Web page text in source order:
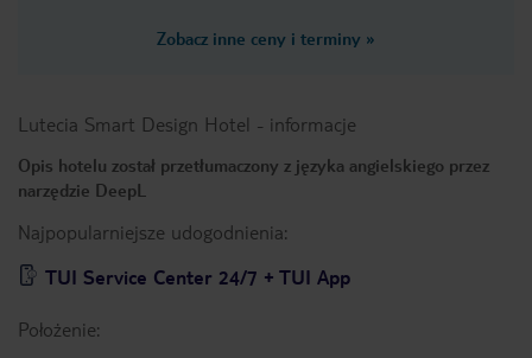
Zobacz inne ceny i terminy »
Lutecia Smart Design Hotel - informacje
Opis hotelu został przetłumaczony z języka angielskiego przez
narzędzie DeepL
Najpopularniejsze udogodnienia:
TUI Service Center 24/7 + TUI App
Położenie: